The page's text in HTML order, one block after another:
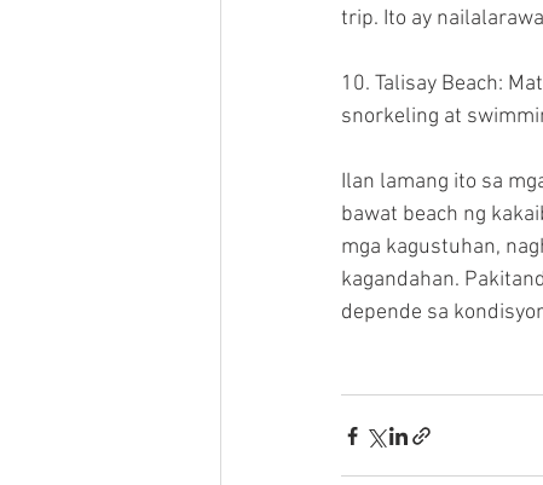
trip. Ito ay
10. Talisay Beach:
snorkeling at
Ilan lamang ito sa
bawat beach ng
mga kagustuhan,
kagandahan.
depende sa